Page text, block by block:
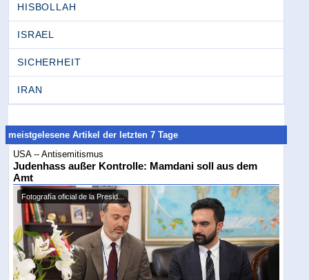
HISBOLLAH
ISRAEL
SICHERHEIT
IRAN
meistgelesene Artikel der letzten 7 Tage
USA -- Antisemitismus
Judenhass außer Kontrolle: Mamdani soll aus dem
Amt
Fotografía oficial de la Presid...